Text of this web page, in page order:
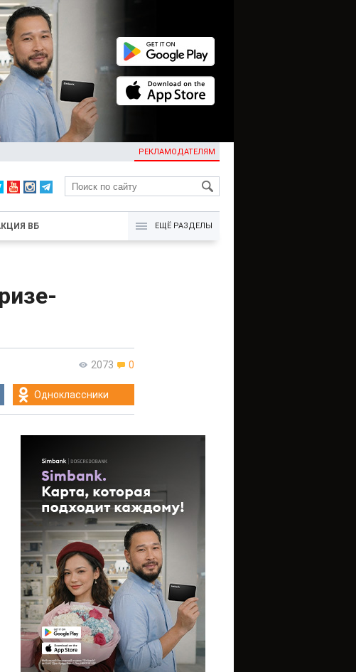
РЕКЛАМОДАТЕЛЯМ
KG
ВБ ЕЩЁ РАЗДЕЛЫ
2073 0
Одноклассники